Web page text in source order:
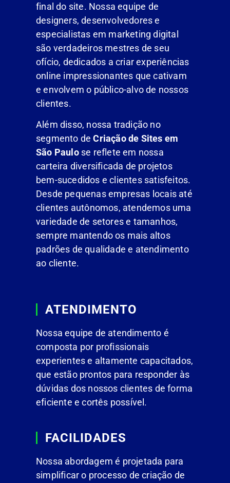
final do site. Nossa equipe de
designers, desenvolvedores e
especialistas em marketing digital
são verdadeiros mestres de seu
ofício, dedicados a criar experiências
online impressionantes que cativam
e envolvem o público-alvo de nossos
clientes.
Além disso, nossa tradição no
segmento de Criação de Sites em
São Paulose reflete em nossa
carteira diversificada de projetos
bem-sucedidos e clientes satisfeitos.
Desde pequenas empresas locais até
clientes autônomos, atendemos uma
variedade de setores e tamanhos,
sempre mantendo os mais altos
padrões de qualidade e atendimento
ao cliente.
ATENDIMENTO
Nossa equipe de atendimento é
composta por profissionais
experientes e altamente capacitados,
que estão prontos para responder às
dúvidas dos nossos clientes de forma
eficiente e cortês possível.
FACILIDADES
Nossa abordagem é projetada para
simplificar o processo de criação de